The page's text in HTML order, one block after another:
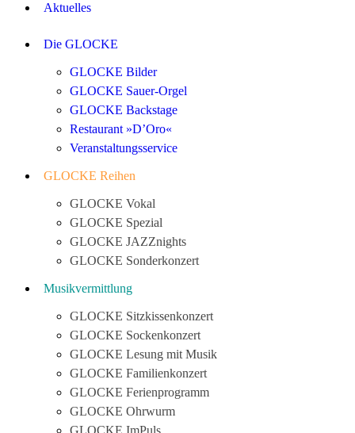
Aktuelles
Die GLOCKE
GLOCKE Bilder
GLOCKE Sauer-Orgel
GLOCKE Backstage
Restaurant »D’Oro«
Veranstaltungsservice
GLOCKE Reihen
GLOCKE Vokal
GLOCKE Spezial
GLOCKE JAZZnights
GLOCKE Sonderkonzert
Musikvermittlung
GLOCKE Sitzkissenkonzert
GLOCKE Sockenkonzert
GLOCKE Lesung mit Musik
GLOCKE Familienkonzert
GLOCKE Ferienprogramm
GLOCKE Ohrwurm
GLOCKE ImPuls